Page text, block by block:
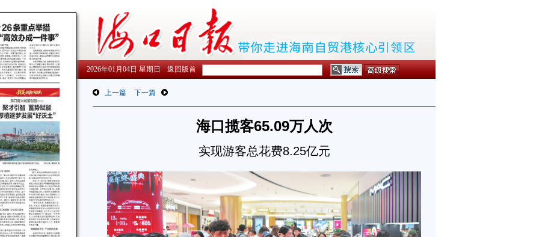
2026年01月04日 星期日 返回版首
上一篇 下一篇
海口揽客65.09万人次
实现游客总花费8.25亿元